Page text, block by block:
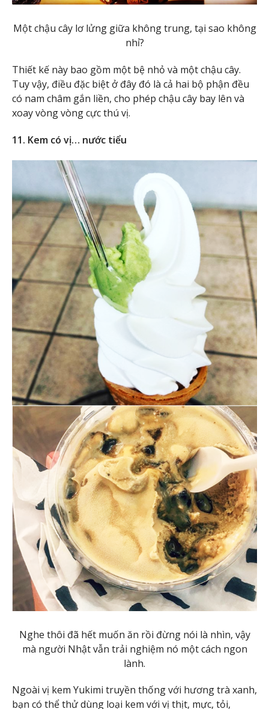
Một chậu cây lơ lửng giữa không trung, tại sao không
nhỉ?
Thiết kế này bao gồm một bệ nhỏ và một chậu cây.
Tuy vậy, điều đặc biệt ở đây đó là cả hai bộ phận đều
có nam châm gắn liền, cho phép chậu cây bay lên và
xoay vòng vòng cực thú vị.
11. Kem có vị… nước tiểu
Nghe thôi đã hết muốn ăn rồi đừng nói là nhìn, vậy
mà người Nhật vẫn trải nghiệm nó một cách ngon
lành.
Ngoài vị kem Yukimi truyền thống với hương trà xanh,
bạn có thể thử dùng loại kem với vị thịt, mực, tỏi,